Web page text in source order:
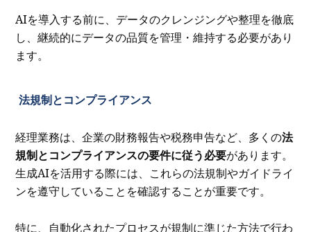
AIを導入する前に、データのクレンジングや整理を徹底
し、継続的にデータの品質を管理・維持する必要があり
ます。
法規制とコンプライアンス
経理業務は、企業の財務報告や税務申告など、多くの法
規制とコンプライアンスの要件に従う必要があります。
生成AIを活用する際には、これらの法規制やガイドライ
ンを遵守していることを確認することが重要です。
特に、自動化されたプロセスが規制に準じた方法で行わ